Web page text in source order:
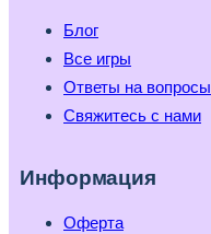
Блог
Все игры
Ответы на вопросы
Свяжитесь с нами
Информация
Оферта